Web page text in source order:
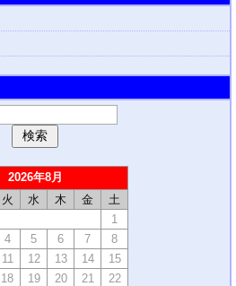
2026年8月
火 水 木 金
土
1
4 5 6 7
8
11 12 13 14
15
18 19 20 21
22